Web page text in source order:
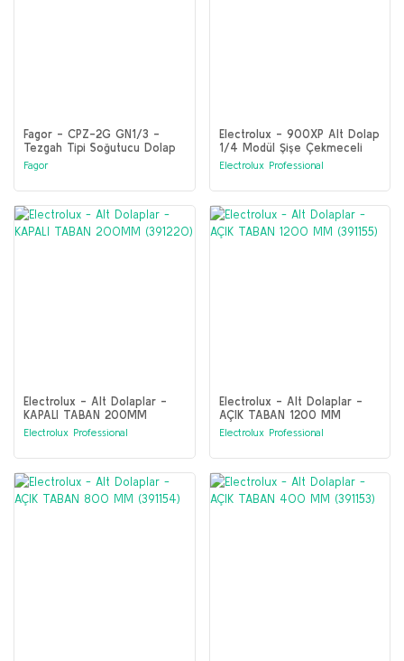
Fagor - CPZ-2G GN1/3 -
Tezgah Tipi Soğutucu Dolap
(19089683)
Fagor
Electrolux - 900XP Alt Dolap
1/4 Modül Şişe Çekmeceli
(391152)
Electrolux Professional
Electrolux - Alt Dolaplar -
KAPALI TABAN 200MM
(391220)
Electrolux Professional
Electrolux - Alt Dolaplar -
AÇIK TABAN 1200 MM
(391155)
Electrolux Professional